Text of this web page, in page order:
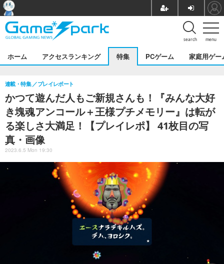
menu
search
ホーム アクセスランキング 特集 PCゲーム 家庭用ゲー
かつて遊んだ人もご新規さんも！『みんな大好
き塊魂アンコール＋王様プチメモリー』は転が
る楽しさ大満足！【プレイレポ】 41枚目の写
真・画像
連載・特集 プレイレポート
2023.6.5 Mon 19:30